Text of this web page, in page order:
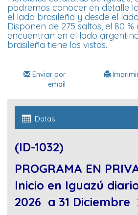
podremos conocer en detalle
el lado brasileño y desde el
Disponen de 275 saltos, el 80 %
encuentran en el lado
brasileña tiene las vistas.
Enviar por
email
Datas
(ID-1032)
PROGRAMA EN
Inicio en Iguazú
2026 a 31 Diciembre